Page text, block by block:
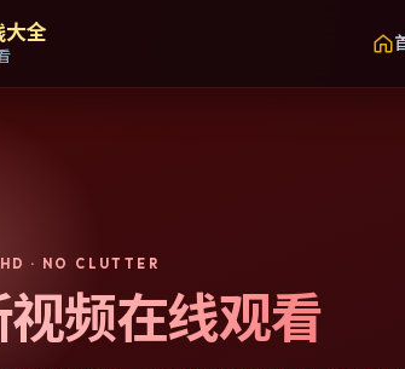
大全
· NO CLUTTER
频在线观看